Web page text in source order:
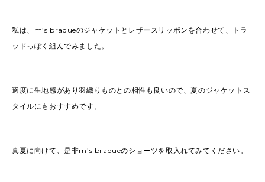
私は、m’s braqueのジャケットとレザースリッポンを合わせて、トラ
ッドっぽく組んでみました。
適度に生地感があり羽織りものとの相性も良いので、夏のジャケットス
タイルにもおすすめです。
真夏に向けて、是非m’s braqueのショーツを取入れてみてください。